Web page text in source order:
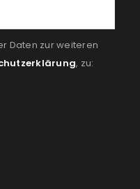
Daten zur weiteren
, zu: